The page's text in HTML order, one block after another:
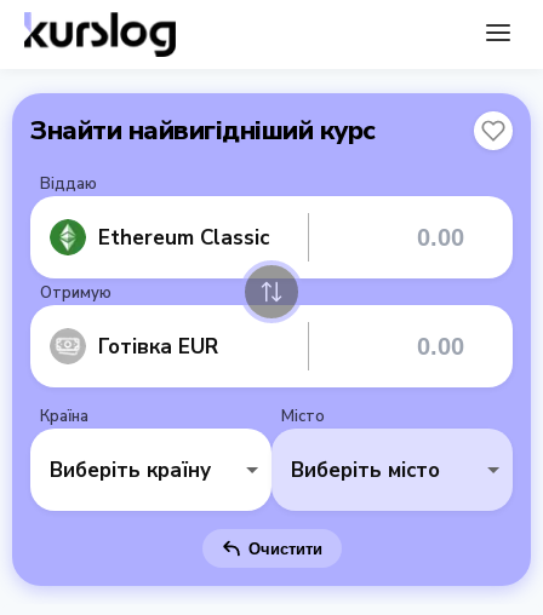
Знайти найвигідніший курс
Віддаю
Ethereum Classic
Отримую
Готівка EUR
Країна
Виберіть країну
Місто
Виберіть місто
Очистити